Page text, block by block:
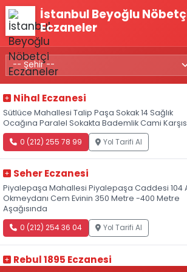
İstanbul Beyoğlu
Eczaneler
Nihal Eczanesi
Sütlüce Mahallesi Talip Paşa Sokak 14 Sağlık
Ocağına Paralel Sokakta Bademlik Cami
0 (212) 255 78 99 Yol Tarifi Al
Seher Eczanesi
Piyalepaşa Mahallesi Piyalepaşa Caddesi 104
Okmeydanı Cem Evinin 350 Metre -400 Metre
Aşağısında
0 (212) 254 36 04 Yol Tarifi Al
Rebul 1895 Eczanesi